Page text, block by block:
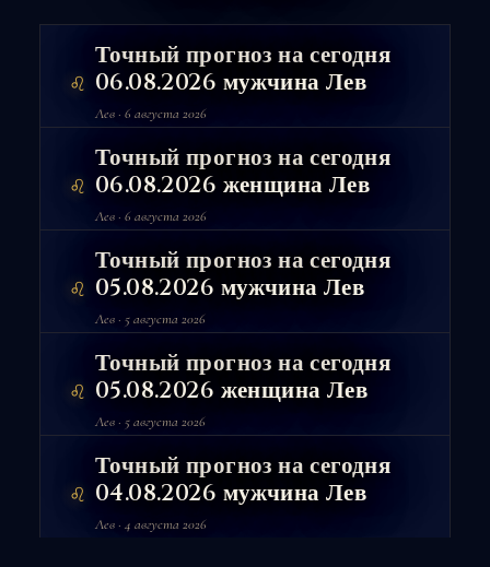
♌
Точный прогноз на сегодня
06.08.2026 мужчина Лев
Лев · 6 августа 2026
♌
Точный прогноз на сегодня
06.08.2026 женщина Лев
Лев · 6 августа 2026
♌
Точный прогноз на сегодня
05.08.2026 мужчина Лев
Лев · 5 августа 2026
♌
Точный прогноз на сегодня
05.08.2026 женщина Лев
Лев · 5 августа 2026
♌
Точный прогноз на сегодня
04.08.2026 мужчина Лев
Лев · 4 августа 2026